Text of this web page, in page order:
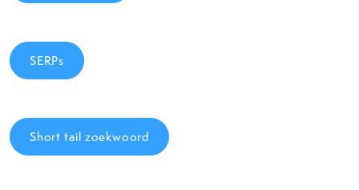
SERPs
Short tail zoekwoord